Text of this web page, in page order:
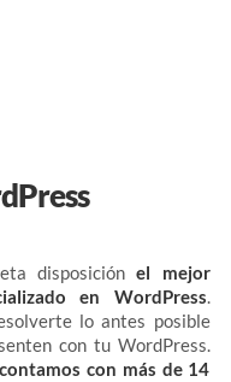
disposiciónel
mejor
en WordPress.
lo antes posible
con tu WordPress.
con más de 14